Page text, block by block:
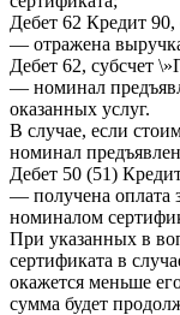
Дебет 62 Кредит
— отражена
Дебет 62, субсчет
— номинал
оказанных услуг.
В случае, если
номинал
Дебет 50 (51)
— получена оплата
номиналом
При указанных в
сертификата в
окажется меньше
сумма будет